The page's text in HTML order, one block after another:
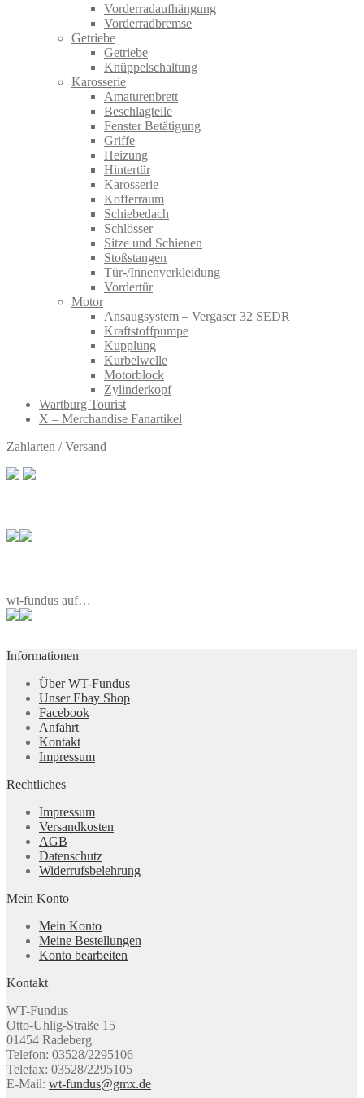
Vorderradaufhängung
Vorderradbremse
Getriebe
Getriebe
Knüppelschaltung
Karosserie
Amaturenbrett
Beschlagteile
Fenster Betätigung
Griffe
Heizung
Hintertür
Karosserie
Kofferraum
Schiebedach
Schlösser
Sitze und Schienen
Stoßstangen
Tür-/Innenverkleidung
Vordertür
Motor
Ansaugsystem – Vergaser 32 SEDR
Kraftstoffpumpe
Kupplung
Kurbelwelle
Motorblock
Zylinderkopf
Wartburg Tourist
X – Merchandise Fanartikel
Zahlarten / Versand
wt-fundus auf…
Informationen
Über WT-Fundus
Unser Ebay Shop
Facebook
Anfahrt
Kontakt
Impressum
Rechtliches
Impressum
Versandkosten
AGB
Datenschutz
Widerrufsbelehrung
Mein Konto
Mein Konto
Meine Bestellungen
Konto bearbeiten
Kontakt
WT-Fundus
Otto-Uhlig-Straße 15
01454 Radeberg
Telefon: 03528/2295106
Telefax: 03528/2295105
E-Mail: wt-fundus@gmx.de